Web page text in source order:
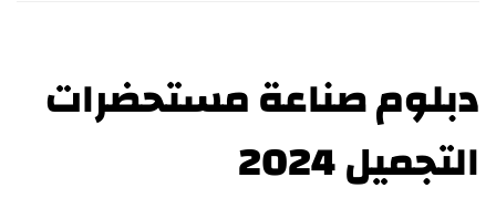
دبلوم صناعة مستحضرات
التجميل 2024